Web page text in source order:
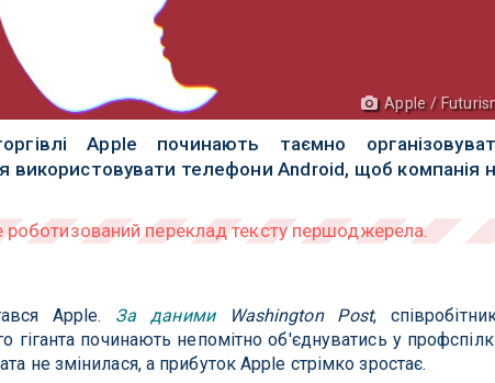
Apple /
Apple починають таємно
використовувати телефони Android, щоб компанія
Apple. За даними Washington Post,
гіганта починають непомітно об'єднуватись у
не змінилася, а прибуток Apple стрімко зростає.